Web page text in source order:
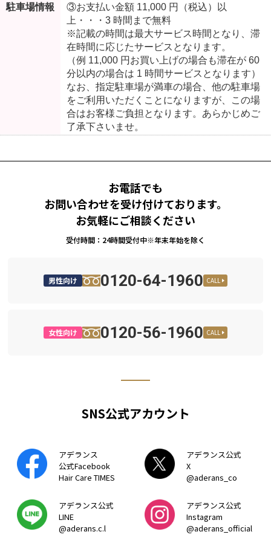
駐車場情報
③お支払い金額 11,000 円（税込）以
上・・・3 時間まで無料
※記載の時間は最大サービス時間となり、滞
在時間に応じたサービスとなります。
（例 11,000 円お買い上げの場合も滞在が 60
分以内の場合は 1 時間サービスとなります）
なお、指定駐車場が満車の場合、他の駐車場
をご利用いただくことになりますが、この場
合はお客様ご負担となります。あらかじめご
了承下さいませ。
お電話でも
お問い合わせを受け付けております。
お気軽にご相談ください
受付時間：24時間受付中※年末年始を除く
男性向け 0120-64-1960 CALL
女性向け 0120-56-1960 CALL
SNS公式アカウント
アデランス
公式Facebook
Hair Care TIMES
アデランス公式
X
@aderans_co
アデランス公式
LINE
@aderans.c.l
アデランス公式
Instagram
@aderans_official